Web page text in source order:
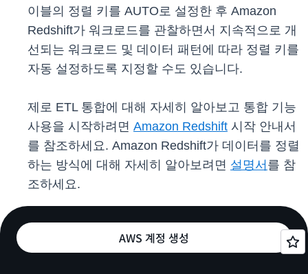
이블의 정렬 키를 AUTO로 설정한 후 Amazon
Redshift가 워크로드를 관찰하면서 지속적으로 개
선되는 워크로드 및 데이터 패턴에 따라 정렬 키를
자동 설정하도록 지정할 수도 있습니다.
제로 ETL 통합에 대해 자세히 알아보고 통합 기능
사용을 시작하려면 Amazon Redshift 시작 안내서
를 참조하세요. Amazon Redshift가 데이터를 정렬
하는 방식에 대해 자세히 알아보려면 설명서 를 참
조하세요.
AWS 계정 생성